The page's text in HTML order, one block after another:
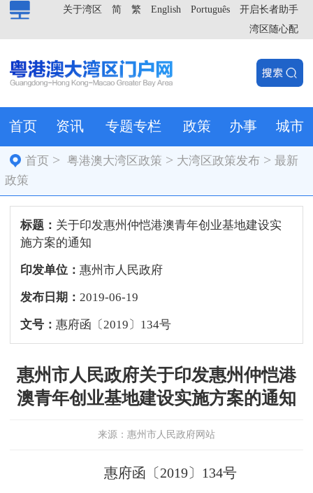
开启长者助手
Português
English
繁
简
关于湾区
湾区随心配
首页 资讯 专题专栏 政策 办事 城市
首页 >粤港澳大湾区政策 > 大湾区政策发布 >最新
政策
标题： 关于印发惠州仲恺港澳青年创业基地建设实
施方案的通知
印发单位： 惠州市人民政府
发布日期： 2019-06-19
文号： 惠府函〔2019〕134号
惠州市人民政府关于印发惠州仲恺港
澳青年创业基地建设实施方案的通知
来源：惠州市人民政府网站
惠府函〔 2019〕 134号